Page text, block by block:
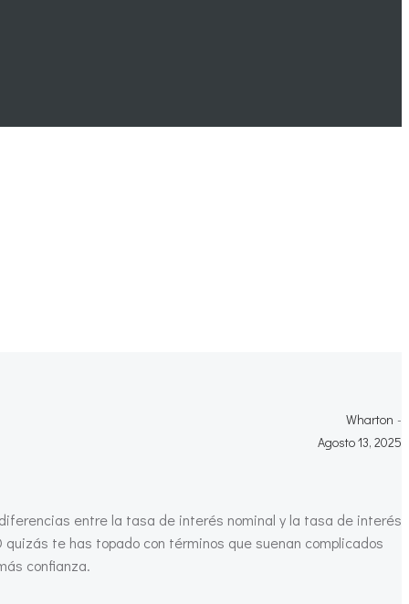
Wharton -
Agosto 13, 2025
entre la tasa de interés nominal y la tasa de interés
te has topado con términos que suenan complicados
confianza.